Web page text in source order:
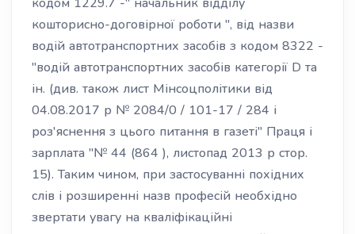
кошторисно-договірної роботи ", від назви
водій автотранспортних засобів з кодом 8322 -
"водій автотранспортних засобів категорії D та
ін. (див. також лист Мінсоцполітики від
04.08.2017 р № 2084/0 / 101-17 / 284 і
роз'яснення з цього питання в газеті" Праця і
зарплата "№ 44 (864 ), листопад 2013 р стор.
15). Таким чином, при застосуванні похідних
слів і розширенні назв професій необхідно
звертати увагу на кваліфікаційні